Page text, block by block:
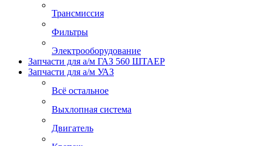
Трансмиссия
Фильтры
Электрооборудование
Запчасти для а/м ГАЗ 560 ШТАЕР
Запчасти для а/м УАЗ
Всё остальное
Выхлопная система
Двигатель